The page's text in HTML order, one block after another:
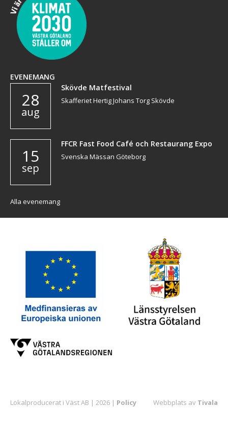
EVENEMANG
28
aug
Skövde Matfestival
Skafferiet Hertig Johans Torg Skövde
15
sep
FFCR Fast Food Café och Restaurang Expo
Svenska Mässan Göteborg
Alla evenemang
Lokalproducerat i Väst AB | 2026 | Policy Webbplats av Tivala